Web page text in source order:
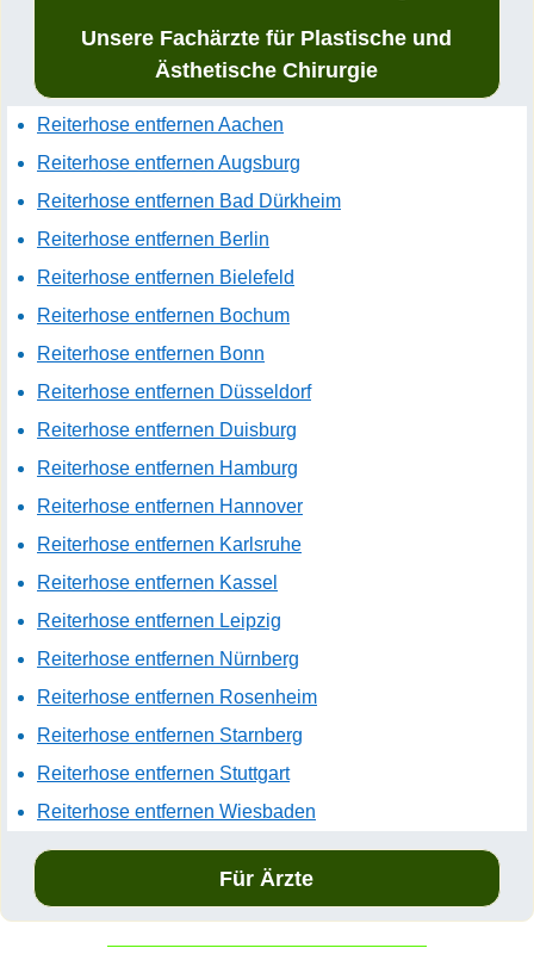
Unsere Fachärzte für Plastische und
Ästhetische Chirurgie
Reiterhose entfernen Aachen
Reiterhose entfernen Augsburg
Reiterhose entfernen Bad Dürkheim
Reiterhose entfernen Berlin
Reiterhose entfernen Bielefeld
Reiterhose entfernen Bochum
Reiterhose entfernen Bonn
Reiterhose entfernen Düsseldorf
Reiterhose entfernen Duisburg
Reiterhose entfernen Hamburg
Reiterhose entfernen Hannover
Reiterhose entfernen Karlsruhe
Reiterhose entfernen Kassel
Reiterhose entfernen Leipzig
Reiterhose entfernen Nürnberg
Reiterhose entfernen Rosenheim
Reiterhose entfernen Starnberg
Reiterhose entfernen Stuttgart
Reiterhose entfernen Wiesbaden
Für Ärzte